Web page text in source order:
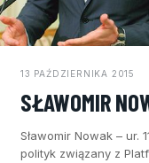
13 PAŹDZIERNIKA 2015
SŁAWOMIR
Sławomir Nowak – ur.
polityk związany z